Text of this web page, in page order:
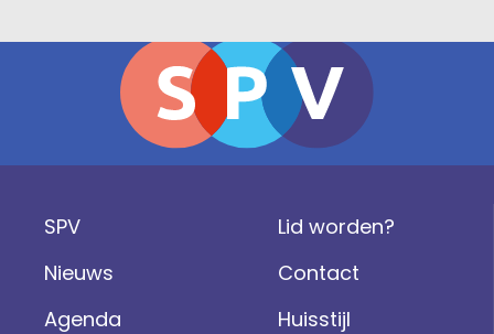
SPV
Nieuws
Agenda
Lid worden?
Contact
Huisstijl